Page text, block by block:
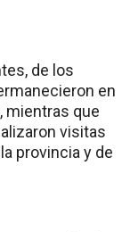
de los
en
mientras que
visitas
provincia y de